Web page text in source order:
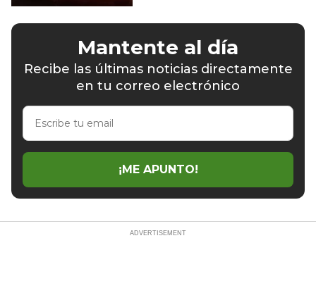
Mantente al día
Recibe las últimas noticias directamente
en tu correo electrónico
Escribe
email
¡ME APUNTO!